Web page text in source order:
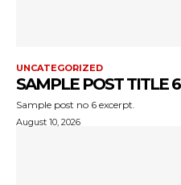
UNCATEGORIZED
SAMPLE POST TITLE 6
Sample post no 6 excerpt.
August 10, 2026